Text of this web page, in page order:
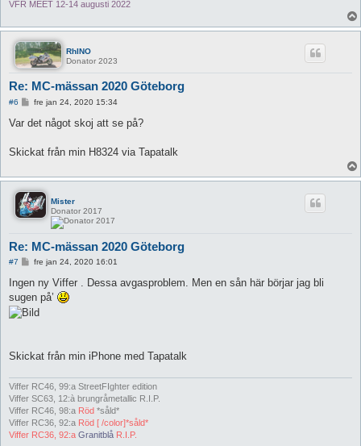
VFR MEET 12-14 augusti 2022
RhINO
Donator 2023
Re: MC-mässan 2020 Göteborg
#6
l
g
fre jan 24, 2020 15:34
Var det något skoj att se på?
Skickat från min H8324 via Tapatalk
Mister
Donator 2017
Re: MC-mässan 2020 Göteborg
#7
l
g
g
fre jan 24, 2020 16:01
Ingen ny Viffer . Dessa avgasproblem. Men en sån här börjar jag bli
sugen på’
Skickat från min iPhone med Tapatalk
Viffer RC46, 99:a StreetFIghter edition
Viffer SC63, 12:à brungråmetallic R.I.P.
Viffer RC46, 98:a Röd *såld*
Viffer RC36, 92:a Röd [ /color]*såld*
Viffer RC36, 92:a Granitblå R.I.P.